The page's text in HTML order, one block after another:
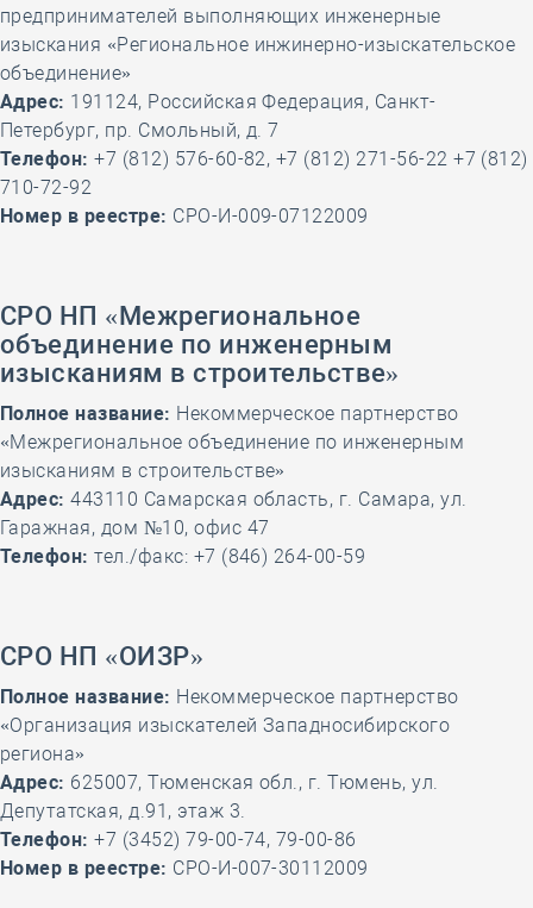
предпринимателей выполняющих инженерные
изыскания «Региональное инжинерно-изыскательское
объединение»
Адрес: 191124, Российская Федерация, Санкт-
Петербург, пр. Смольный, д. 7
Телефон: +7 (812) 576-60-82, +7 (812) 271-56-22 +7 (812)
710-72-92
Номер в реестре: СРО-И-009-07122009
СРО НП «Межрегиональное
объединение по инженерным
изысканиям в строительстве»
Полное название: Некоммерческое партнерство
«Межрегиональное объединение по инженерным
изысканиям в строительстве»
Адрес: 443110 Самарская область, г. Самара, ул.
Гаражная, дом №10, офис 47
Телефон: тел./факс: +7 (846) 264-00-59
СРО НП «ОИЗР»
Полное название: Некоммерческое партнерство
«Организация изыскателей Западносибирского
региона»
Адрес: 625007, Тюменская обл., г. Тюмень, ул.
Депутатская, д.91, этаж 3.
Телефон: +7 (3452) 79-00-74, 79-00-86
Номер в реестре: СРО-И-007-30112009